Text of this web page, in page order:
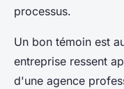
processus.
Un bon témoin est
entreprise ressent
d'une agence